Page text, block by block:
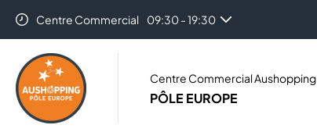
Centre Commercial 09:30 - 19:30
Centre Commercial Aushopping
PÔLE EUROPE